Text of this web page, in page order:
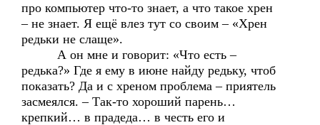
про компьютер что-то знает, а что такое хрен
– не знает. Я ещё влез тут со своим – «Хрен
редьки не слаще».
А он мне и говорит: «Что есть –
редька?» Где я ему в июне найду редьку, чтоб
показать? Да и с хреном проблема – приятель
засмеялся. – Так-то хороший парень…
крепкий… в прадеда… в честь его и